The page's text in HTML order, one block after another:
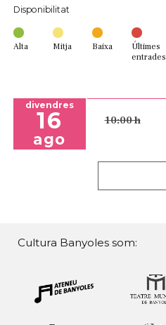
Disponibilitat
Alta Mitja Baixa
Últimes
entrades
divendres
16
ago
10:00 h
Cultura Banyoles som: